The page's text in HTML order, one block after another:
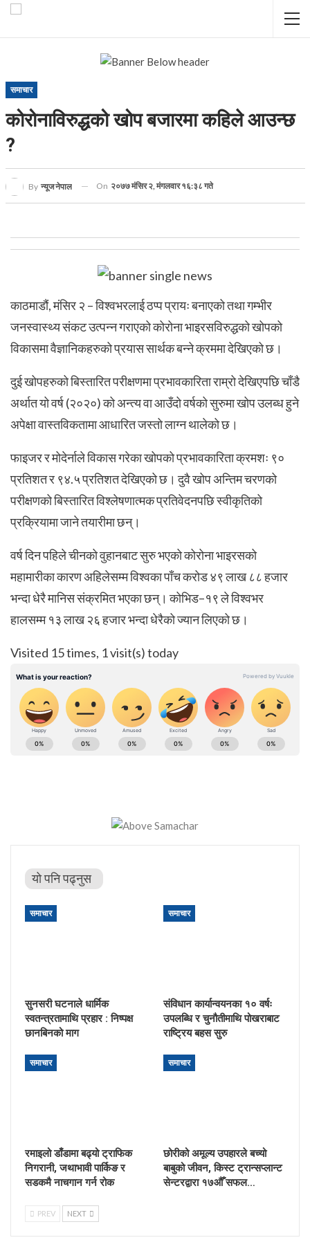
समाचार
कोरोनाविरुद्धको खोप बजारमा कहिले आउन्छ
?
By न्यूज नेपाल On २०७७ मंसिर २, मंगलवार १६:३८ गते
काठमाडौं, मंसिर २ – विश्वभरलाई ठप्प प्रायः बनाएको तथा गम्भीर
जनस्वास्थ्य संकट उत्पन्न गराएको कोरोना भाइरसविरुद्धको खोपको
विकासमा वैज्ञानिकहरुको प्रयास सार्थक बन्ने क्रममा देखिएको छ।
दुई खोपहरुको बिस्तारित परीक्षणमा प्रभावकारिता राम्रो देखिएपछि चाँडै
अर्थात यो वर्ष (२०२०) को अन्त्य वा आउँदो वर्षको सुरुमा खोप उलब्ध हुने
अपेक्षा वास्तविकतामा आधारित जस्तो लाग्न थालेको छ।
फाइजर र मोदेर्नाले विकास गरेका खोपको प्रभावकारिता क्रमशः ९०
प्रतिशत र ९४.५ प्रतिशत देखिएको छ। दुवै खोप अन्तिम चरणको
परीक्षणको बिस्तारित विश्लेषणात्मक प्रतिवेदनपछि स्वीकृतिको
प्रक्रियामा जाने तयारीमा छन्।
वर्ष दिन पहिले चीनको वुहानबाट सुरु भएको कोरोना भाइरसको
महामारीका कारण अहिलेसम्म विश्वका पाँच करोड ४९ लाख ८८ हजार
भन्दा धेरै मानिस संक्रमित भएका छन्। कोभिड–१९ ले विश्वभर
हालसम्म १३ लाख २६ हजार भन्दा धेरैको ज्यान लिएको छ।
Visited 15 times, 1 visit(s) today
यो पनि पढ्नुस
समाचार
सुनसरी घटनाले धार्मिक
स्वतन्त्रतामाथि प्रहार : निष्पक्ष
छानबिनको माग
समाचार
संविधान कार्यान्वयनका १० वर्षः
उपलब्धि र चुनौतीमाथि पोखराबाट
राष्ट्रिय बहस सुरु
समाचार
रमाइलो डाँडामा बढ्यो ट्राफिक
निगरानी, जथाभावी पार्किङ र
सडकमै नाचगान गर्न रोक
समाचार
छोरीको अमूल्य उपहारले बच्यो
बाबुको जीवन, किस्ट ट्रान्सप्लान्ट
सेन्टरद्वारा १७औँ सफल…
PREV NEXT